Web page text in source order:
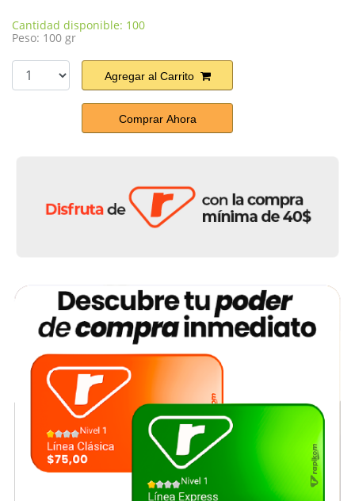
Cantidad disponible: 100
Peso: 100 gr
Agregar al Carrito
Comprar Ahora